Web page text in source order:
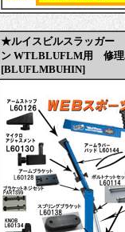
★ルイスビルスラッガー
ン WTLBLUFLM用 修理
[BLUFLMBUHIN]